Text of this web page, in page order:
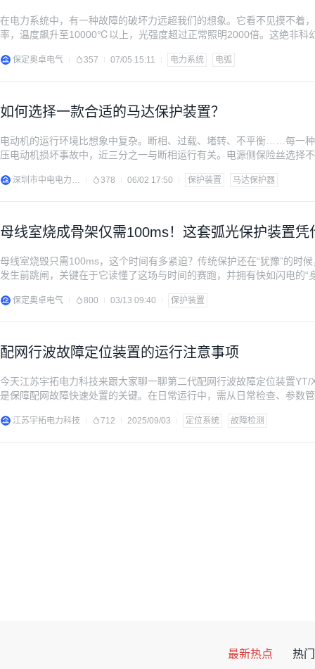
在电力系统中，有一种故障的破坏力远超我们的想象。它看不见摸不着
率，温度飙升至10000℃以上，光强度超过正常照明2000倍。这绝非
绝缘强度，或者因潮湿、异物、动物侵入
保定奥卓电气 357 07/05 15:11 电力系统 电弧
如何选择一款合适的马达保护装置？
电动机的运行环境比想象中复杂。断相、过载、堵转、不平衡……每一
压电动机损坏事故中，近三分之一与断相运行有关。电源侧保险丝选
电器一直是电动机保护的主流方案。它利用双金属片热
深圳市中电电力技术股份有限公司 378 06/02 17:50 保护装置 马达保护器
母线室烧成骨架仅需100ms！这套弧光保护装置
母线室烧毁只需100ms，这个时间有多紧迫？传统保护还在“犹豫”的时
发生前跳闸，关键在于它读懂了这场与时间的赛跑，并拥有快如闪电的
标准明确，其承受内部电弧燃烧
保定奥卓电气 800 03/13 09:40 保护装置
配网行波故障定位装置的运行注意事项
今天江苏宇拓电力科技来跟大家聊一聊第二代配网行波故障定位装置
是保障配网故障快速处置的关键。在日常运行中，需从日常检查、参数
操指引。 一、日常运行检查：细节决定可靠性
江苏宇拓电力科技 712 2025/09/03 定位系统 故障检测
最新热点 热